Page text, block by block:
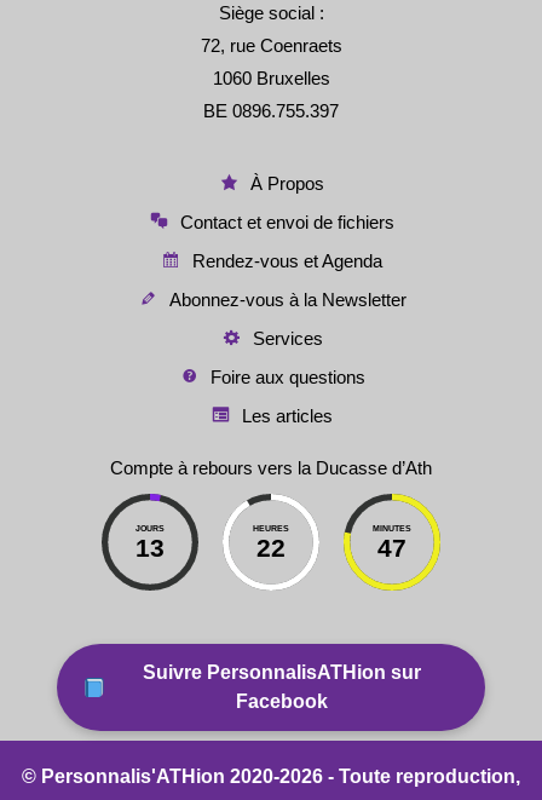
Siège social :
72, rue Coenraets
1060 Bruxelles
BE 0896.755.397
À Propos
Contact et envoi de fichiers
Rendez-vous et Agenda
Abonnez-vous à la Newsletter
Services
Foire aux questions
Les articles
Compte à rebours vers la Ducasse d’Ath
JOURS
13
HEURES
22
MINUTES
47
Suivre PersonnalisATHion sur
Facebook
© Personnalis'ATHion 2020-2026 - Toute reproduction,